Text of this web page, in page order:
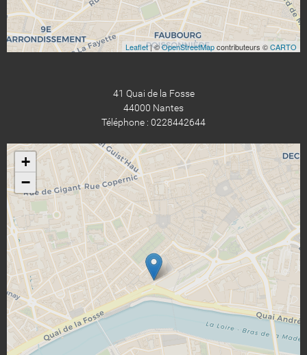
Leaflet| ©OpenStreetMapcontributeurs ©CARTO
41 Quai de la Fosse
44000 Nantes
Téléphone : 0228442644
+
−